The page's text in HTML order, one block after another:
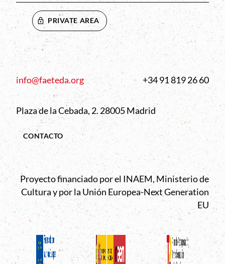
PRIVATE AREA
info@faeteda.org +34 91 819 26 60
Plaza de la Cebada, 2. 28005 Madrid
CONTACTO
Proyecto financiado por el INAEM, Ministerio de
Cultura y por la Unión Europea-Next Generation
EU